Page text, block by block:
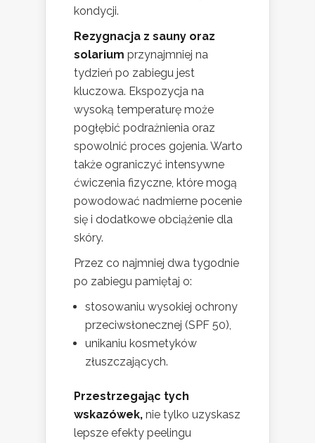
kondycji.
Rezygnacja z sauny oraz
solarium przynajmniej na
tydzień po zabiegu jest
kluczowa. Ekspozycja na
wysoką temperaturę może
pogłębić podrażnienia oraz
spowolnić proces gojenia. Warto
także ograniczyć intensywne
ćwiczenia fizyczne, które mogą
powodować nadmierne pocenie
się i dodatkowe obciążenie dla
skóry.
Przez co najmniej dwa tygodnie
po zabiegu pamiętaj o:
stosowaniu wysokiej ochrony
przeciwsłonecznej (SPF 50),
unikaniu kosmetyków
złuszczających.
Przestrzegając tych
wskazówek, nie tylko uzyskasz
lepsze efekty peelingu